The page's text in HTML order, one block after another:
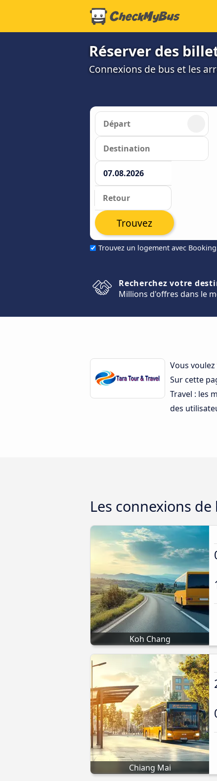
Réserver des
Connexions de bus et les
Trouvez un logement avec
Trouvez
Recherchez votre
Millions d'offres dans le
Vous voulez
Sur cette
Travel : les
des
Les connexions
Koh Chang
Chiang Mai